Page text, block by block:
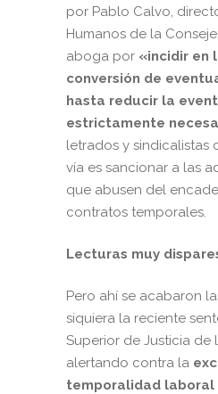
por Pablo Calvo,
Humanos de la
aboga por «incidir en
conversión de
hasta reducir la
estrictamente
letrados y sindicalistas
vía es sancionar a las
que abusen del
contratos temporales.
Lecturas muy
Pero ahí se acabaron
siquiera la reciente
Superior de Justicia de
alertando contra la
temporalidad laboral